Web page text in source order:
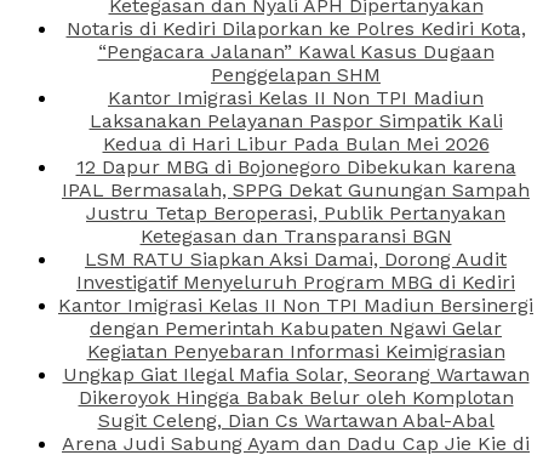
Ketegasan dan Nyali APH Dipertanyakan
Notaris di Kediri Dilaporkan ke Polres Kediri Kota,
“Pengacara Jalanan” Kawal Kasus Dugaan
Penggelapan SHM
Kantor Imigrasi Kelas II Non TPI Madiun
Laksanakan Pelayanan Paspor Simpatik Kali
Kedua di Hari Libur Pada Bulan Mei 2026
12 Dapur MBG di Bojonegoro Dibekukan karena
IPAL Bermasalah, SPPG Dekat Gunungan Sampah
Justru Tetap Beroperasi, Publik Pertanyakan
Ketegasan dan Transparansi BGN
LSM RATU Siapkan Aksi Damai, Dorong Audit
Investigatif Menyeluruh Program MBG di Kediri
Kantor Imigrasi Kelas II Non TPI Madiun Bersinergi
dengan Pemerintah Kabupaten Ngawi Gelar
Kegiatan Penyebaran Informasi Keimigrasian
Ungkap Giat Ilegal Mafia Solar, Seorang Wartawan
Dikeroyok Hingga Babak Belur oleh Komplotan
Sugit Celeng, Dian Cs Wartawan Abal-Abal
Arena Judi Sabung Ayam dan Dadu Cap Jie Kie di